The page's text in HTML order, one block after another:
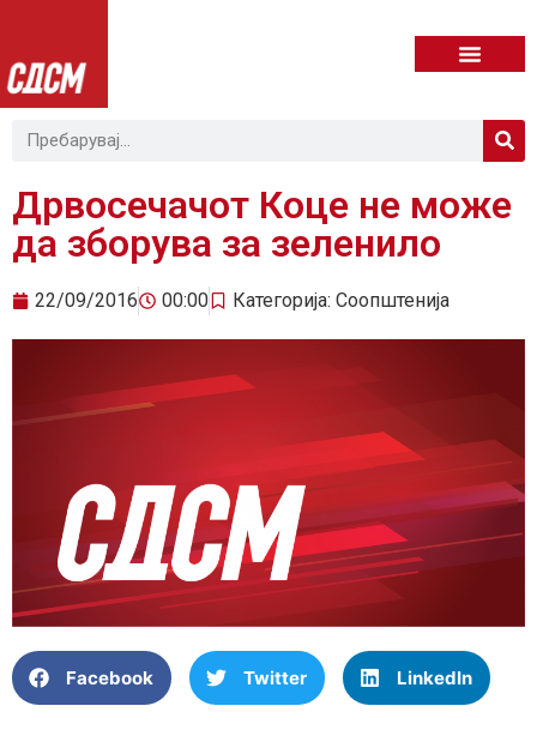
Дрвосечачот Коце не може
да зборува за зеленило
22/09/2016 00:00 Категорија: Соопштенија
Facebook Twitter LinkedIn